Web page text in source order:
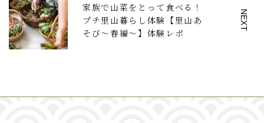
家族で山菜をとって食べる！
プチ里山暮らし体験【里山あ
そび〜春編〜】体験レポ
NEXT